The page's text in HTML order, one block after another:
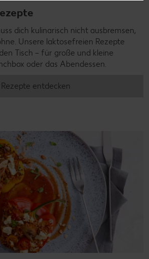
dich kulinarisch nicht ausbremsen,
Unsere laktosefreien Rezepte
Tisch – für große und kleine
oder das Abendessen.
Rezepte entdecken